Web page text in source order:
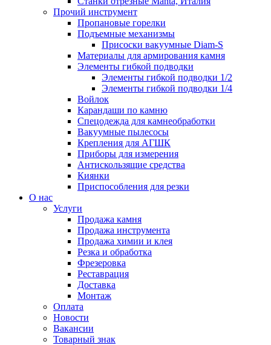
Прочий инструмент
Пропановые горелки
Подъeмные механизмы
Присоски вакуумные Diam-S
Материалы для армирования камня
Элементы гибкой подводки
Элементы гибкой подводки 1/2
Элементы гибкой подводки 1/4
Войлок
Карандаши по камню
Спецодежда для камнеобработки
Вакуумные пылесосы
Крепления для АГШК
Приборы для измерения
Антискользящие средства
Киянки
Приспособления для резки
О нас
Услуги
Продажа камня
Продажа инструмента
Продажа химии и клея
Резка и обработка
Фрезеровка
Реставрация
Доставка
Монтаж
Оплата
Новости
Вакансии
Товарный знак